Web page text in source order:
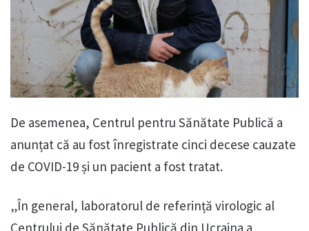
De asemenea, Centrul pentru Sănătate Publică a
anunțat că au fost înregistrate cinci decese cauzate
de COVID-19 și un pacient a fost tratat.
„În general, laboratorul de referință virologic al